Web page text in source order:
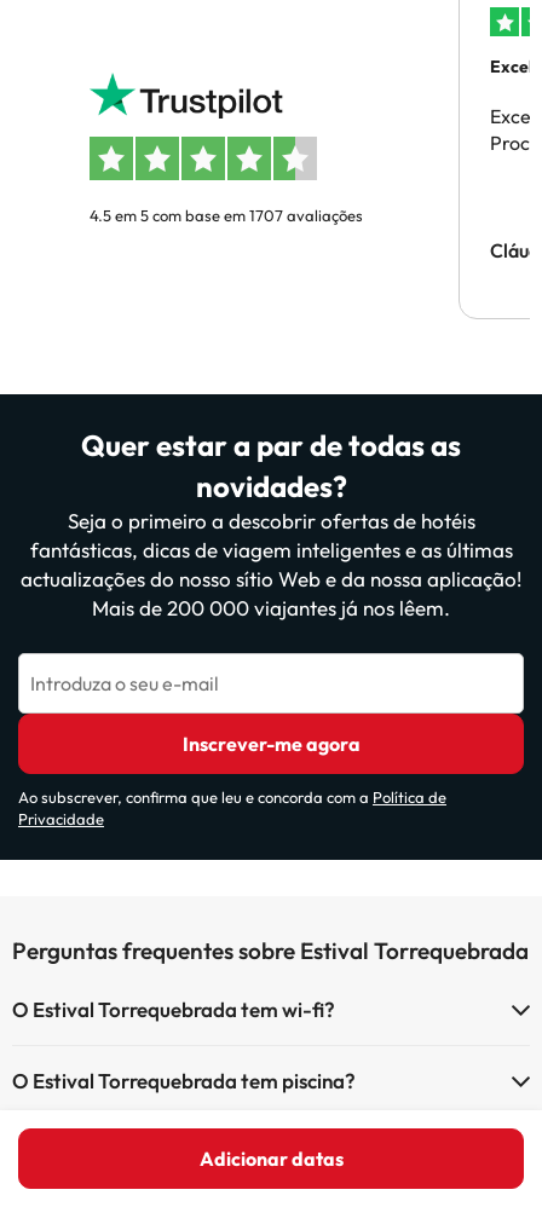
Adicionar datas
4.5 em 5 com base em 1707 avaliações
Quer estar a par de todas as
novidades?
Seja o primeiro a descobrir ofertas de hotéis
fantásticas, dicas de viagem inteligentes e as últimas
actualizações do nosso sítio Web e da nossa aplicação!
Mais de 200 000 viajantes já nos lêem.
Introduza o seu e-mail
Inscrever-me agora
Ao subscrever, confirma que leu e concorda com a Política de
Privacidade
Perguntas frequentes sobre Estival Torrequebrada
O Estival Torrequebrada tem wi-fi?
O Estival Torrequebrada tem Wi-Fi.
O Estival Torrequebrada tem piscina?
Sim, Estival Torrequebrada tem piscina (pode ter custo adicional).
Aqui tem mais info sobre a piscina e outras facilidades.
O que posso fazer no Estival Torrequebrada?